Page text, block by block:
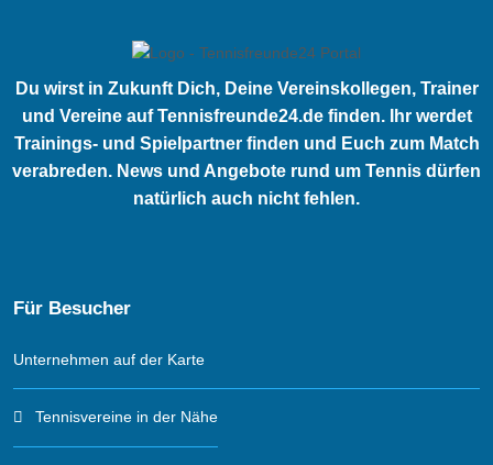
Du wirst in Zukunft Dich, Deine Vereinskollegen, Trainer
und Vereine auf Tennisfreunde24.de finden. Ihr werdet
Trainings- und Spielpartner finden und Euch zum Match
verabreden. News und Angebote rund um Tennis dürfen
natürlich auch nicht fehlen.
Für Besucher
Unternehmen auf der Karte
Tennisvereine in der Nähe